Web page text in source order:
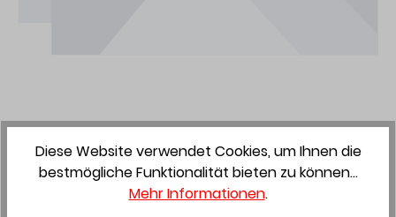
Diese Website verwendet Cookies, um Ihnen die
bestmögliche Funktionalität bieten zu können...
Mehr Informationen.